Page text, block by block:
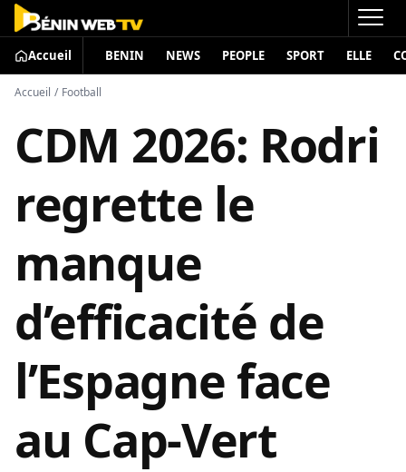
Accueil BENIN NEWS PEOPLE SPORT ELLE
Accueil / Football
CDM 2026: Rodri
regrette le
manque
d’efficacité de
l’Espagne face
au Cap-Vert